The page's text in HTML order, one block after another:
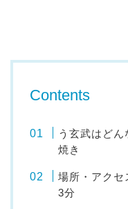
Contents
う玄武はど
焼き
場所・アクセ
3分